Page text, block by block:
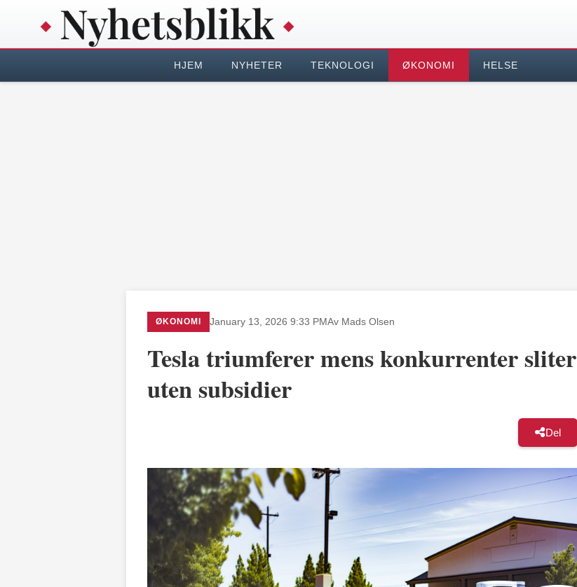
HJEM NYHETER TEKNOLOGI ØKONOMI HELSE
ØKONOMI January 13, 2026 9:33 PMAv Mads Olsen
Tesla triumferer mens konkurrenter sliter
uten subsidier
Del